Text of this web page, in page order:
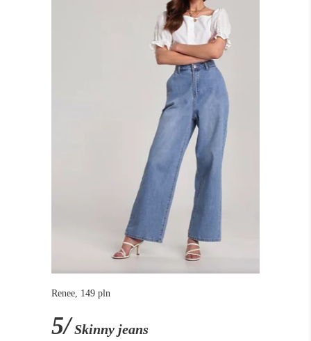
Renee, 149 pln
5/ Skinny jeans